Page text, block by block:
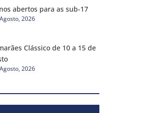
abertos para as sub-17
2026
Clássico de 10 a 15 de
2026